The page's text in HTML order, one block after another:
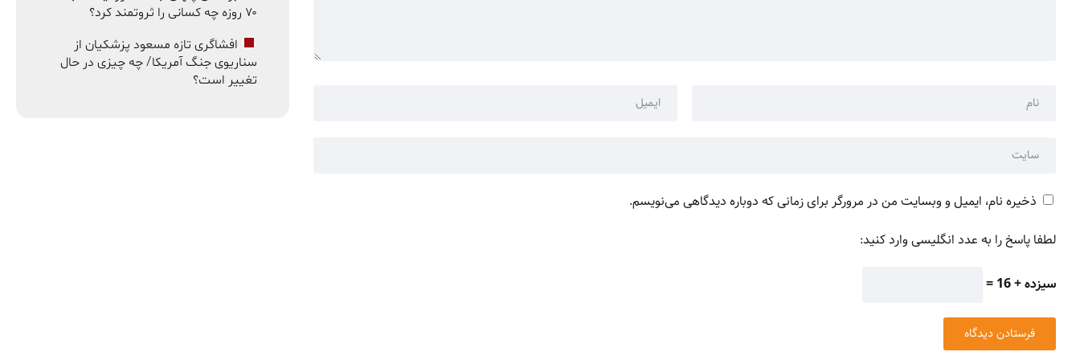
ذخیره نام، ایمیل و وبسایت من در مرورگر برای زمانی که دوباره دیدگاهی می‌نویسم.
لطفا پاسخ را به عدد انگلیسی وارد کنید:
سیزده + 16 =
۷۰ روزه چه کسانی را ثروتمند کرد؟
افشاگری تازه مسعود پزشکیان از
سناریوی جنگ آمریکا/ چه چیزی در حال
تغییر است؟